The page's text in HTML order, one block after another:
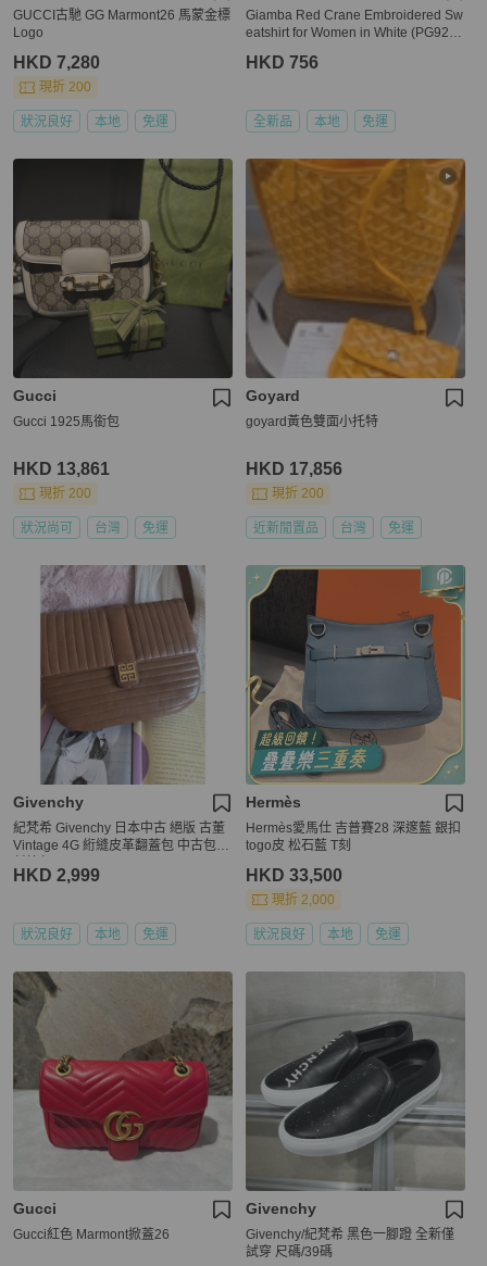
GUCCI古馳 GG Marmont26 馬蒙金標
Logo
HKD 7,280
現折 200
狀況良好 本地 免運
Giamba Red Crane Embroidered Sw
eatshirt for Women in White (PG9220
HKD 756
全新品 本地 免運
Gucci
Gucci 1925馬銜包
HKD 13,861
現折 200
狀況尚可 台灣 免運
Goyard
goyard黃色雙面小托特
HKD 17,856
現折 200
近新閒置品 台灣 免運
Givenchy
紀梵希 Givenchy 日本中古 絕版 古董
Vintage 4G 絎縫皮革翻蓋包 中古包
HKD 2,999
狀況良好 本地 免運
Hermès
Hermès愛馬仕 吉普賽28 深邃藍 銀扣
togo皮 松石藍 T刻
HKD 33,500
現折 2,000
狀況良好 本地 免運
Gucci
Gucci紅色 Marmont掀蓋26
Givenchy
Givenchy/紀梵希 黑色一腳蹬 全新僅
試穿 尺碼/39碼